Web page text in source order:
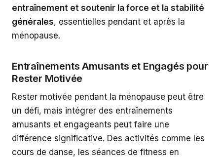
entraînement et soutenir la force et la stabilité
générales, essentielles pendant et après la
ménopause.
Entraînements Amusants et Engagés pour
Rester Motivée
Rester motivée pendant la ménopause peut être
un défi, mais intégrer des entraînements
amusants et engageants peut faire une
différence significative. Des activités comme les
cours de danse, les séances de fitness en